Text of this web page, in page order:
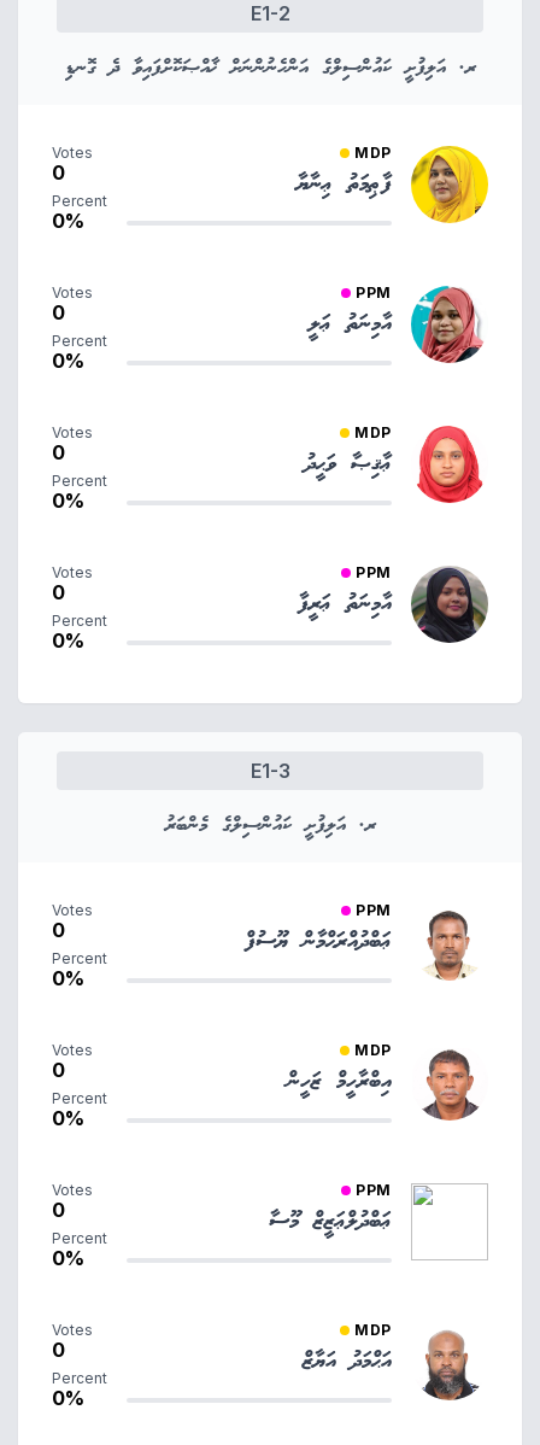
E1-2
ރ. އަލިފުށީ ކައުންސިލްގެ އަންހެނުންނަށް ޚާއްޞަކޮށްފައިވާ ދެ ގޮނޑި
MDP
ފާޠިމަތު ޢިނާޔާ
Votes
0
Percent
0%
PPM
އާމިނަތު ޢަލީ
Votes
0
Percent
0%
MDP
ޢާޤިޞާ ވަޙީދު
Votes
0
Percent
0%
PPM
އާމިނަތު ޢަރީފާ
Votes
0
Percent
0%
E1-3
ރ. އަލިފުށީ ކައުންސިލްގެ މެންބަރު
PPM
ޢަބްދުއްރަޙްމާން ޔޫސުފް
Votes
0
Percent
0%
MDP
އިބްރާހީމް ޒަހީން
Votes
0
Percent
0%
PPM
ޢަބްދުލްޢަޒީޒް މޫސާ
Votes
0
Percent
0%
MDP
އަޙްމަދު އަޔާޒް
Votes
0
Percent
0%